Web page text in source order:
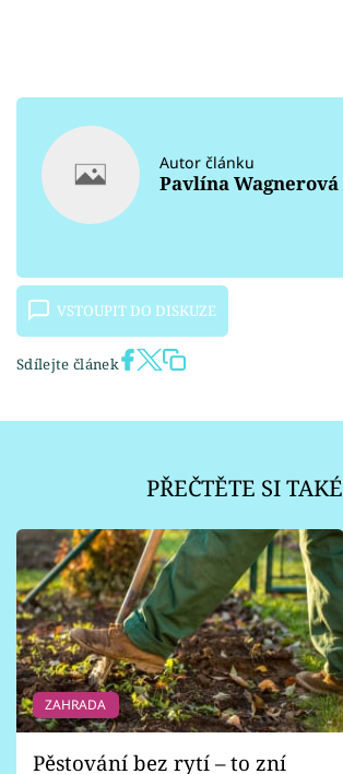
Autor článku
Pavlína Wagnerová
VSTOUPIT DO DISKUZE
Sdílejte článek
PŘEČTĚTE SI TAKÉ
ZAHRADA
Pěstování bez rytí – to zní